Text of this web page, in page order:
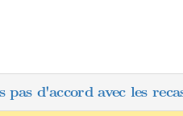
pas d'accord avec les